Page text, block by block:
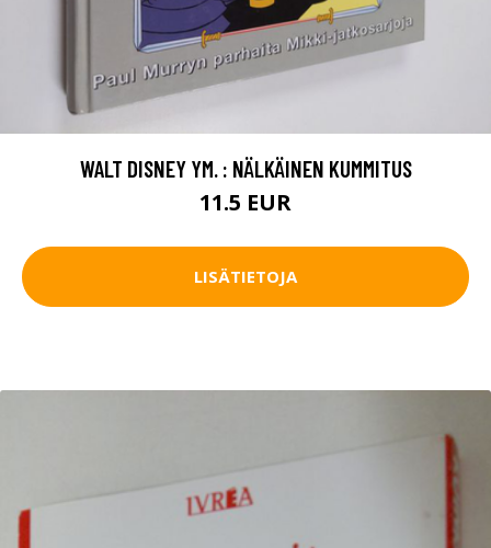
WALT DISNEY YM. : NÄLKÄINEN KUMMITUS
11.5 EUR
LISÄTIETOJA